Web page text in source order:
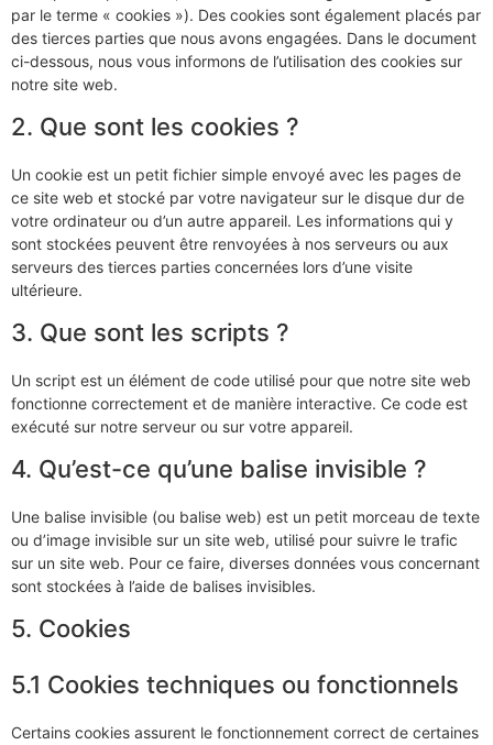
par le terme « cookies »). Des cookies sont également placés par
des tierces parties que nous avons engagées. Dans le document
ci-dessous, nous vous informons de l’utilisation des cookies sur
notre site web.
2. Que sont les cookies ?
Un cookie est un petit fichier simple envoyé avec les pages de
ce site web et stocké par votre navigateur sur le disque dur de
votre ordinateur ou d’un autre appareil. Les informations qui y
sont stockées peuvent être renvoyées à nos serveurs ou aux
serveurs des tierces parties concernées lors d’une visite
ultérieure.
3. Que sont les scripts ?
Un script est un élément de code utilisé pour que notre site web
fonctionne correctement et de manière interactive. Ce code est
exécuté sur notre serveur ou sur votre appareil.
4. Qu’est-ce qu’une balise invisible ?
Une balise invisible (ou balise web) est un petit morceau de texte
ou d’image invisible sur un site web, utilisé pour suivre le trafic
sur un site web. Pour ce faire, diverses données vous concernant
sont stockées à l’aide de balises invisibles.
5. Cookies
5.1 Cookies techniques ou fonctionnels
Certains cookies assurent le fonctionnement correct de certaines